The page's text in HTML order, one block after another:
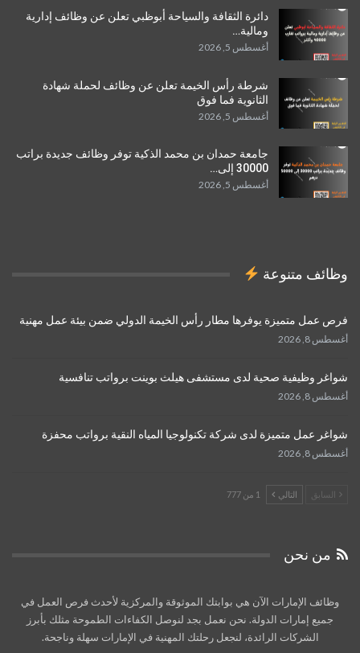
دائرة الثقافة والسياحة أبوظبي تعلن عن وظائف إدارية
ومالية…
أغسطس 5, 2026
شرطة رأس الخيمة تعلن عن وظائف لحملة شهادة
الثانوية فما فوق
أغسطس 5, 2026
جامعة حمدان بن محمد الذكية توفر وظائف جديدة براتب
30000 إلى…
أغسطس 5, 2026
وظائف متنوعة
فرص عمل متميزة يوفرها مطار رأس الخيمة الدولي ضمن بيئة عمل مهنية
أغسطس 8, 2026
شواغر وظيفية صحية لدى مستشفى هيلث بوينت برواتب تنافسية
أغسطس 8, 2026
شواغر عمل متميزة لدى شركة تكنولوجيا المياه النقية برواتب محفزة
أغسطس 8, 2026
السابق التالي 1 من 777
من نحن
وظائف الإمارات الآن هي بوابتك الموثوقة والمركزية لأحدث فرص العمل في
جميع إمارات الدولة. نحن نعمل بجد لنوصل الكفاءات الطموحة مثلك بأبرز
الشركات الرائدة، لنجعل رحلتك المهنية في الإمارات سهلة وناجحة.